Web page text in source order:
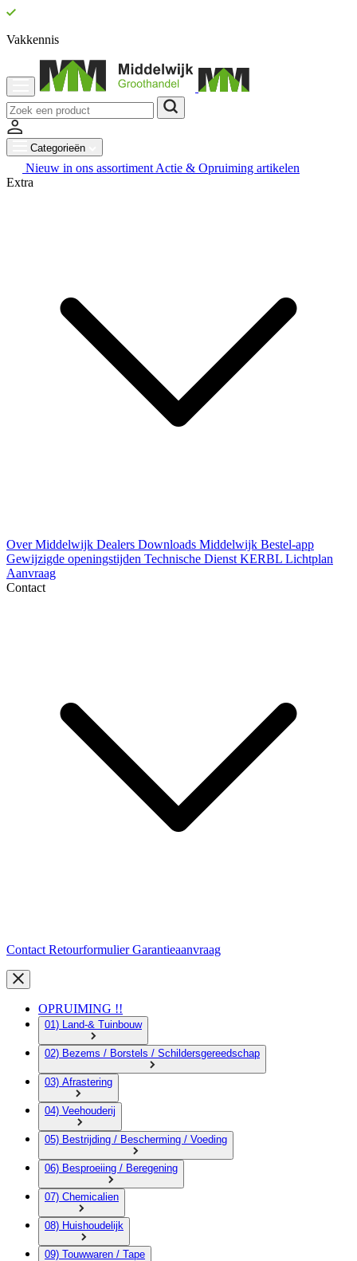
Vakkennis
Categorieën
Nieuw in ons assortiment Actie & Opruiming artikelen
Extra
Over Middelwijk Dealers Downloads Middelwijk Bestel-app
Gewijzigde openingstijden Technische Dienst KERBL Lichtplan
Aanvraag
Contact
Contact RetourformulierGarantieaanvraag
OPRUIMING !!
01) Land-& Tuinbouw
02) Bezems / Borstels / Schildersgereedschap
03) Afrastering
04) Veehouderij
05) Bestrijding / Bescherming / Voeding
06) Besproeiing / Beregening
07) Chemicalien
08) Huishoudelijk
09) Touwwaren / Tape